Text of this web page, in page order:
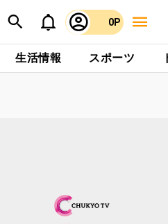
0P
生活情報 スポーツ